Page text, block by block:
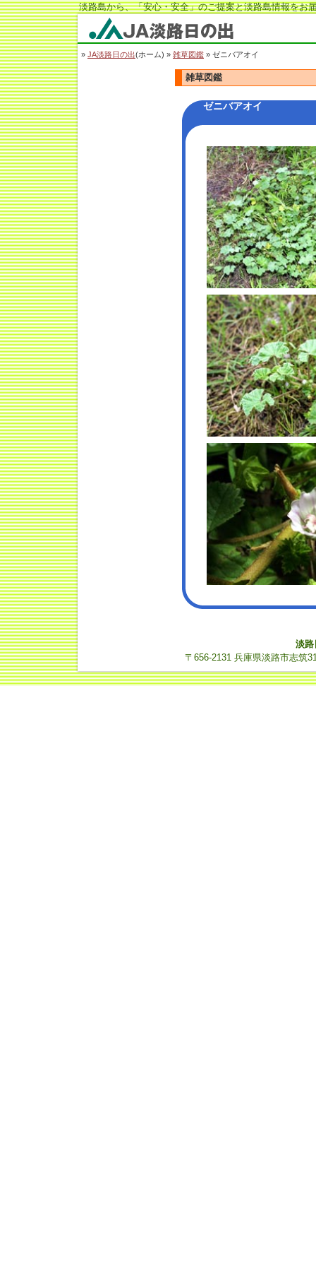
淡路島から、「安心・安全」のご提案と淡路島情報をお
JA淡路日の出
» JA淡路日の出(ホーム) » 雑草図鑑 » ゼニバアオイ
雑草図鑑
ゼニバアオイ
淡路
〒656-2131 兵庫県淡路市志筑